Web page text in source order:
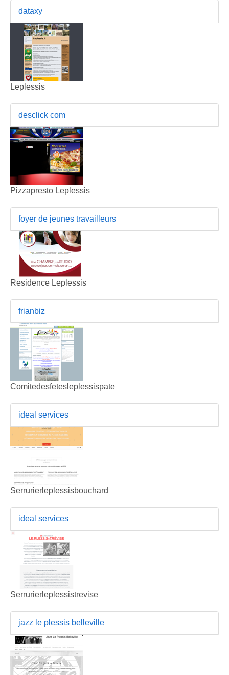
dataxy
Leplessis
desclick com
Pizzapresto Leplessis
foyer de jeunes travailleurs
Residence Leplessis
frianbiz
Comitedesfetesleplessispate
ideal services
Serrurierleplessisbouchard
ideal services
Serrurierleplessistrevise
jazz le plessis belleville